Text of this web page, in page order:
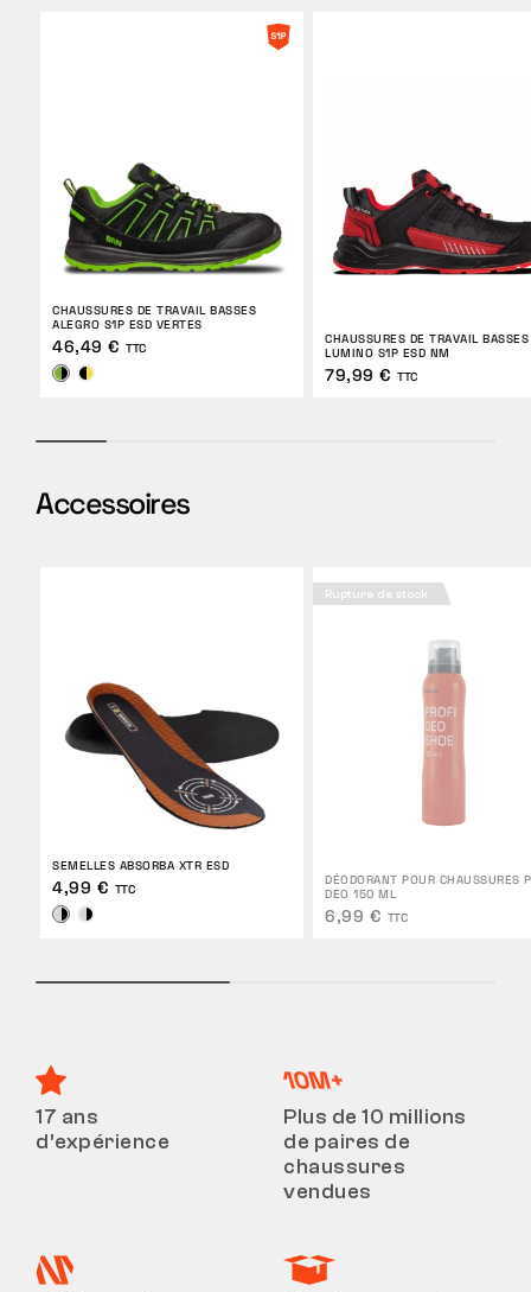
CHAUSSURES DE TRAVAIL BASSES
ALEGRO S1P ESD VERTES
46,49 € TTC
CHAUSSURES DE TRAVAIL BASSES
LUMINO S1P ESD NM
79,99 € TTC
Accessoires
SEMELLES ABSORBA XTR ESD
4,99 € TTC
Rupture de stock
DÉODORANT POUR CHAUSSURES
DEO 150 ML
6,99 € TTC
17 ans
d’expérience
Plus de 10 millions
de paires de
chaussures
vendues